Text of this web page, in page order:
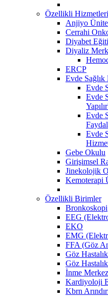
Özellikli
Anjiyo
Cerrahi
Diyabet
Diyaliz
ERCP
Evde
Evde
Evde
Evde
Evde
Gebe Okulu
Girişimsel
Jinekolojik
Kemoterapi
Özellikli Birimler
Bronkoskopi
EEG
EKO
EMG
FFA (Göz
Göz
Göz
İnme
Kardiyoloji
Kbrn